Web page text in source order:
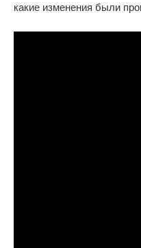
какие изменения были